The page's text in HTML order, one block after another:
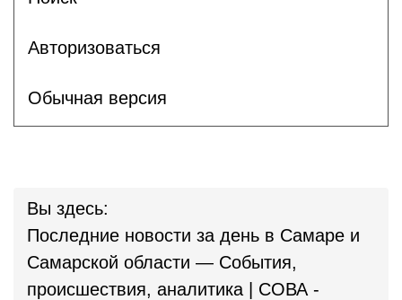
Авторизоваться
Обычная версия
Вы здесь:
Последние новости за день в Самаре и
Самарской области — События,
происшествия, аналитика | СОВА -